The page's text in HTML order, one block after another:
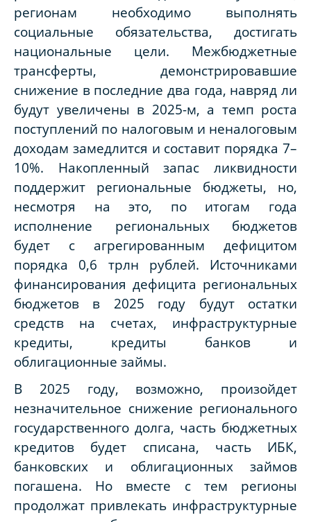
регионам необходимо выполнять
социальные обязательства, достигать
национальные цели. Межбюджетные
трансферты, демонстрировавшие
снижение в последние два года, навряд ли
будут увеличены в 2025-м, а темп роста
поступлений по налоговым и неналоговым
доходам замедлится и составит порядка 7–
10%. Накопленный запас ликвидности
поддержит региональные бюджеты, но,
несмотря на это, по итогам года
исполнение региональных бюджетов
будет с агрегированным дефицитом
порядка 0,6 трлн рублей. Источниками
финансирования дефицита региональных
бюджетов в 2025 году будут остатки
средств на счетах, инфраструктурные
кредиты, кредиты банков и
облигационные займы.
В 2025 году, возможно, произойдет
незначительное снижение регионального
государственного долга, часть бюджетных
кредитов будет списана, часть ИБК,
банковских и облигационных займов
погашена. Но вместе с тем регионы
продолжат привлекать инфраструктурные